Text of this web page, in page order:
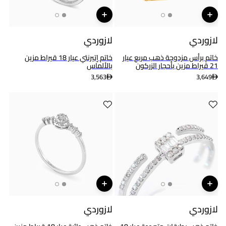
لازوردي
خاتم برأس مزدوجة ذهب مربع عيار
21 قيراط مزين بأحجار الزركون
3,649
لازوردي
خاتم إتيرنتي عيار 18 قيراط مزين
بالألماس
3,563
لازوردي لازوردي